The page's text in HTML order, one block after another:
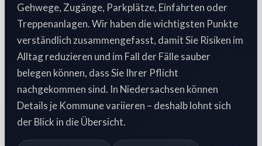
Gehwege, Zugänge, Parkplätze, Einfahrten oder
Treppenanlagen. Wir haben die wichtigsten Punkte
verständlich zusammengefasst, damit Sie Risiken im
Alltag reduzieren und im Fall der Fälle sauber
belegen können, dass Sie Ihrer Pflicht
nachgekommen sind. In Niedersachsen können
Details je Kommune variieren – deshalb lohnt sich
der Blick in die Übersicht.